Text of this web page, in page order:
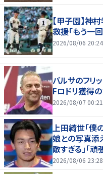
【甲子園】神
救援「もう一
2026/08/06 20:24
バルサのフリ
Fロドリ獲得
2026/08/07 00:21
上田綺世「僕
娘との写真添
敵すぎる」「
2026/08/06 23:28